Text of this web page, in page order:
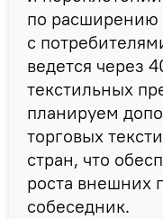
по расширению
с
ведется через
текстильных
планируем
торговых
стран, что
роста внешних
собеседник.